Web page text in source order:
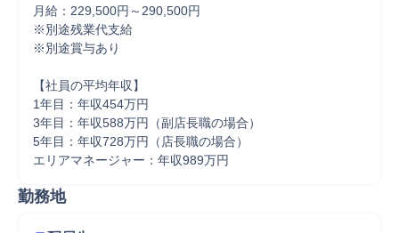
月給：229,500円～290,500円
※別途残業代支給
※別途賞与あり
【社員の平均年収】
1年目：年収454万円
3年目：年収588万円（副店長職の場合）
5年目：年収728万円（店長職の場合）
エリアマネージャー：年収989万円
勤務地